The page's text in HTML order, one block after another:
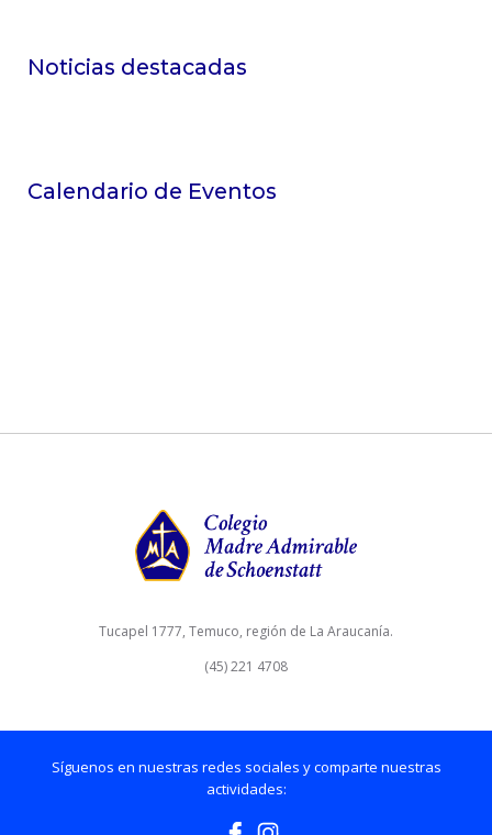
Noticias destacadas
Calendario de Eventos
Tucapel 1777, Temuco, región de La Araucanía.
(45) 221 4708
Síguenos en nuestras redes sociales y comparte nuestras
actividades: